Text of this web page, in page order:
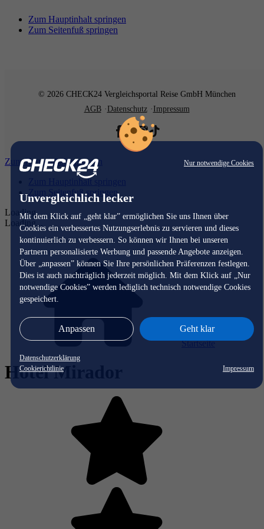
Nur notwendige Cookies
Unvergleichlich lecker
Mit dem Klick auf „geht klar” ermöglichen Sie uns Ihnen über
Cookies ein verbessertes Nutzungserlebnis zu servieren und dieses
kontinuierlich zu verbessern. So können wir Ihnen bei unseren
Partnern personalisierte Werbung und passende Angebote anzeigen.
Über „anpassen” können Sie Ihre persönlichen Präferenzen festlegen.
Dies ist auch nachträglich jederzeit möglich. Mit dem Klick auf „Nur
notwendige Cookies” werden lediglich technisch notwendige Cookies
gespeichert.
Anpassen Geht klar
Datenschutzerklärung
Cookierichtlinie
Impressum
Zum Hauptinhalt springen
Zum Seitenfuß springen
© 2026 CHECK24 Vergleichsportal Reise GmbH München
AGB
Datenschutz Impressum
Zum Hauptinhalt springen
Zum Hauptinhalt springen
Zum Seitenfuß springen
Loading...
Loading...
Startseite
Hotel Mirador